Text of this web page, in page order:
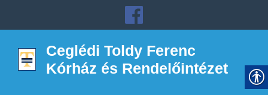
Ceglédi Toldy Ferenc
Kórház és Rendelőintézet